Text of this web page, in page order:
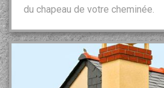
du chapeau de votre cheminée.